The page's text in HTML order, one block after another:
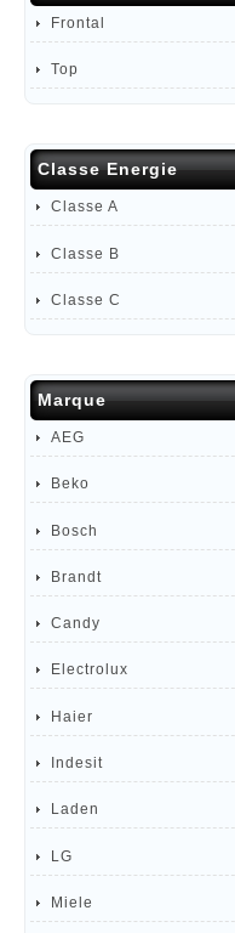
Frontal
Top
Classe Energie
Classe A
Classe B
Classe C
Marque
AEG
Beko
Bosch
Brandt
Candy
Electrolux
Haier
Indesit
Laden
LG
Miele